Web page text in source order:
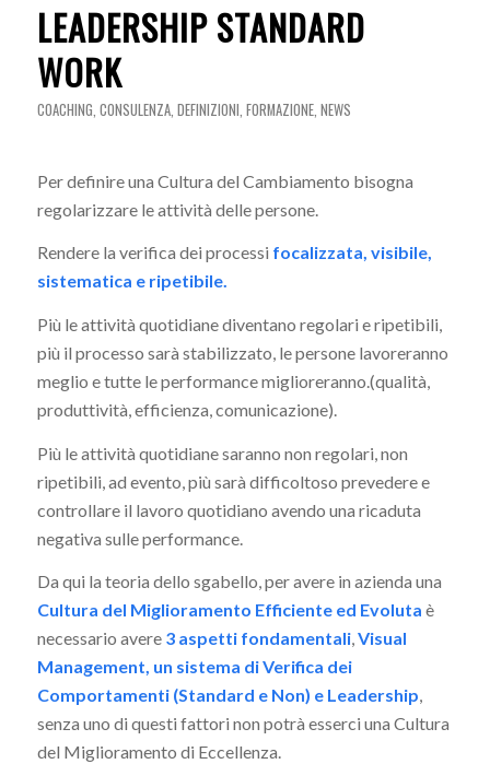
LEADERSHIP STANDARD
WORK
COACHING, CONSULENZA, DEFINIZIONI, FORMAZIONE, NEWS
Per definire una Cultura del Cambiamento bisogna
regolarizzare le attività delle persone.
Rendere la verifica dei processi focalizzata, visibile,
sistematica e ripetibile.
Più le attività quotidiane diventano regolari e ripetibili,
più il processo sarà stabilizzato, le persone lavoreranno
meglio e tutte le performance miglioreranno.(qualità,
produttività, efficienza, comunicazione).
Più le attività quotidiane saranno non regolari, non
ripetibili, ad evento, più sarà difficoltoso prevedere e
controllare il lavoro quotidiano avendo una ricaduta
negativa sulle performance.
Da qui la teoria dello sgabello, per avere in azienda una
Cultura del Miglioramento Efficiente ed Evoluta è
necessario avere 3 aspetti fondamentali,Visual
Management, un sistema di Verifica dei
Comportamenti (Standard e Non) e Leadership,
senza uno di questi fattori non potrà esserci una Cultura
del Miglioramento di Eccellenza.